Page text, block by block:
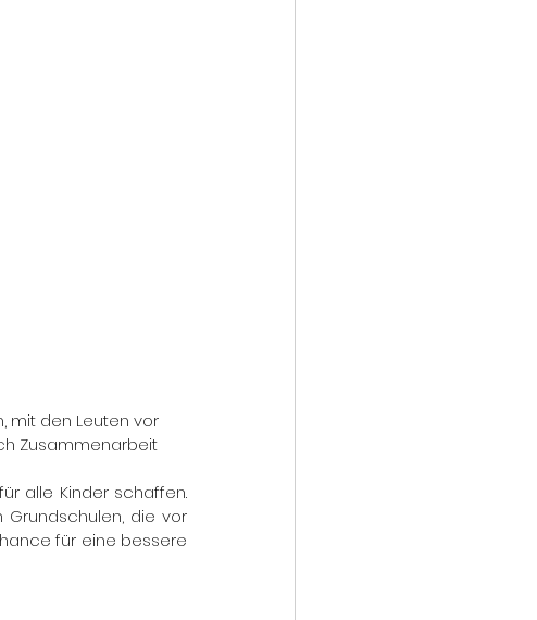
mit den Leuten vor
Zusammenarbeit
alle Kinder schaffen.
die vor
für eine bessere